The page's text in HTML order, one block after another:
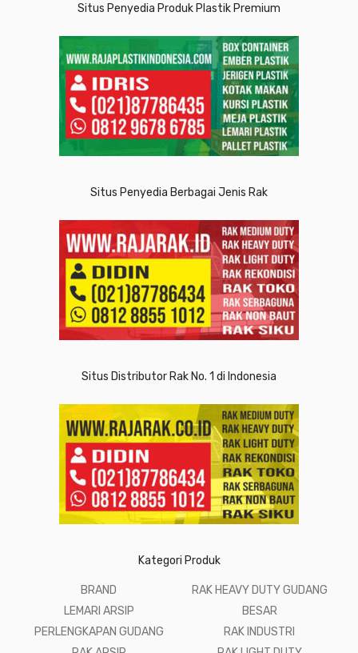
Situs Penyedia Produk Plastik Premium
Situs Penyedia Berbagai Jenis Rak
Situs Distributor Rak No. 1 di Indonesia
Kategori Produk
BRAND
LEMARI ARSIP
PERLENGKAPAN GUDANG
RAK HEAVY DUTY GUDANG
BESAR
RAK INDUSTRI